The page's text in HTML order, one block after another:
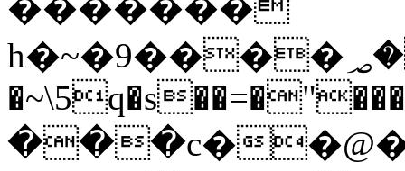
h�~�9����؃��[��4�gF��*�ΝEpt�O�R4�"]+�f�9`�t���!
���c�